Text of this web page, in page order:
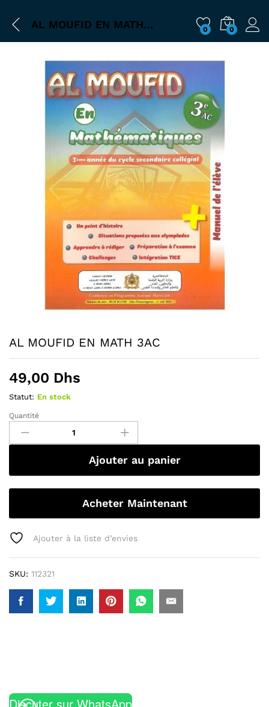
AL MOUFID EN MATH 3AC 0 0
AL MOUFID EN MATH 3AC
49,00 Dhs
Statut: En stock
Quantité
Ajouter au panier
Acheter Maintenant
Ajouter à la liste d’envies
SKU: 112321